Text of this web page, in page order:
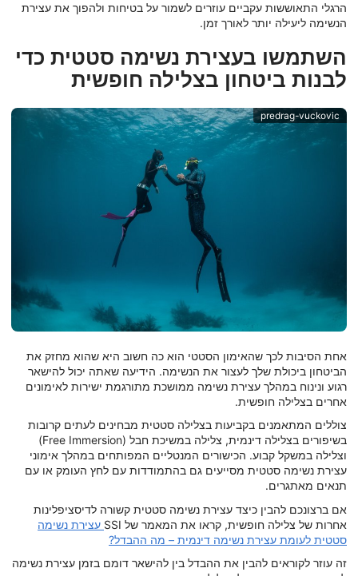
הרגלי התאוששות עקביים עוזרים לשמור על בטיחות ולהפוך את עצירת
הנשימה ליעילה יותר לאורך זמן.
השתמשו בעצירת נשימה סטטית כדי
לבנות ביטחון בצלילה חופשית
predrag-vuckovic
אחת הסיבות לכך שהאימון הסטטי הוא כה חשוב היא שהוא מחזק את
הביטחון ביכולת שלך לעצור את הנשימה. הידיעה שאתה יכול להישאר
רגוע ונינוח במהלך עצירת נשימה ממושכת מתורגמת ישירות לאימונים
אחרים בצלילה חופשית.
צוללים המתאמנים בקביעות בצלילה סטטית מבחינים לעתים קרובות
בשיפורים בצלילה דינמית, צלילה במשיכת חבל (Free Immersion)
וצלילה במשקל קבוע. הכישורים המנטליים המפותחים במהלך אימוני
עצירת נשימה סטטית מסייעים גם בהתמודדות עם לחץ העומק או עם
תנאים מאתגרים.
אם ברצונכם להבין כיצד עצירת נשימה סטטית קשורה לדיסציפלינות
אחרות של צלילה חופשית, קראו את המאמר של SSI
עצירת נשימה
סטטית לעומת עצירת נשימה דינמית – מה ההבדל?
זה עוזר לקוראים להבין את ההבדל בין להישאר דומם בזמן עצירת נשימה